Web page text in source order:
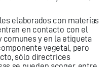
elaborados con materias
en contacto con el
comunes y en la etiqueta
vegetal, pero
sólo directrices